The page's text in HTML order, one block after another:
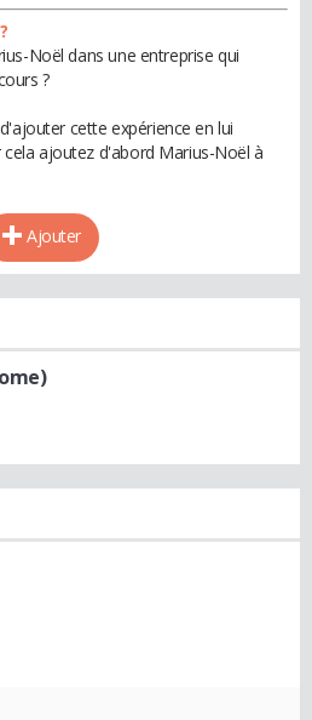
Noël dans une entreprise qui
?
cette expérience en lui
ajoutez d'abord Marius-Noël à
Ajouter